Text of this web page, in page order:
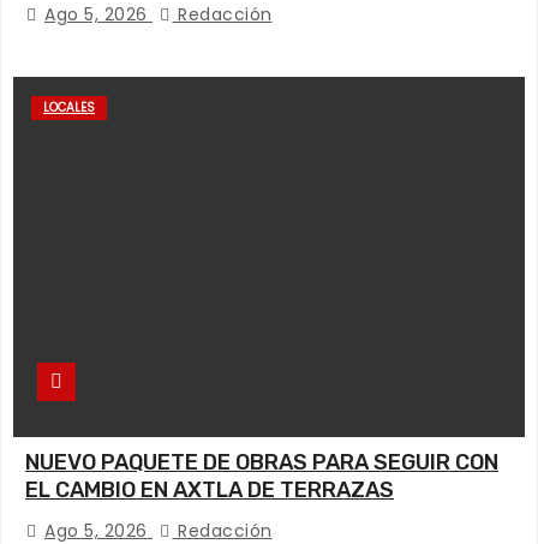
Ago 5, 2026 Redacción
LOCALES
NUEVO PAQUETE DE OBRAS PARA SEGUIR CON
EL CAMBIO EN AXTLA DE TERRAZAS
Ago 5, 2026 Redacción